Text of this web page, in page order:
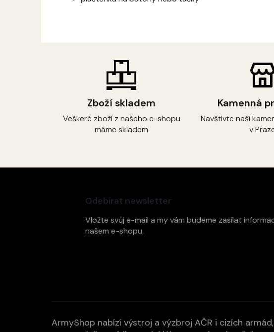
Zboží skladem
Veškeré zboží z našeho e-shopu
máme skladem
Kamenná
Navštivte naší
v
Odebírat newsletter
Vložte svůj e-mail a my vám budeme zasílat
našem e-shopu.
ArmyShop nabízí výstroj a výzbroj AČR i cizích